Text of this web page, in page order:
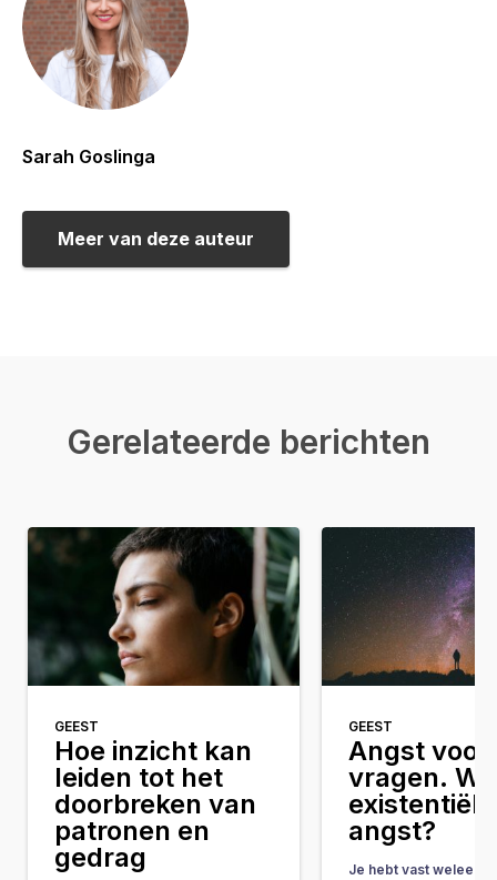
Sarah Goslinga
Meer van deze auteur
Gerelateerde berichten
GEEST
Hoe inzicht kan
leiden tot het
doorbreken van
patronen en
gedrag
GEEST
Angst voor
vragen.
existentiële
angst?
Je hebt vast weleens